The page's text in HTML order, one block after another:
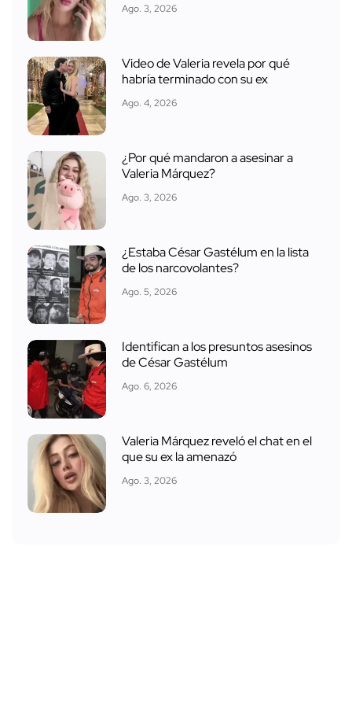
Ago. 3, 2026
Video de Valeria revela por qué
habría terminado con su ex
Ago. 4, 2026
¿Por qué mandaron a asesinar a
Valeria Márquez?
Ago. 3, 2026
¿Estaba César Gastélum en la lista
de los narcovolantes?
Ago. 5, 2026
Identifican a los presuntos asesinos
de César Gastélum
Ago. 6, 2026
Valeria Márquez reveló el chat en el
que su ex la amenazó
Ago. 3, 2026